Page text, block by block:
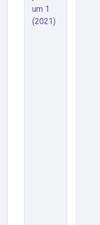
um 1
(2021)